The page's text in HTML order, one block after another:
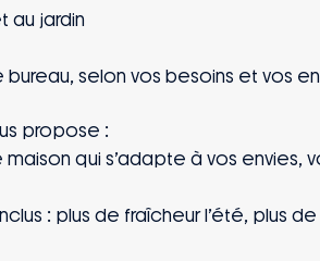
au jardin
bureau, selon vos besoins et vos
MAISONS STÉPHANE BERGER vous propose :
maison qui s’adapte à vos envies,
: plus de fraîcheur l’été, plus